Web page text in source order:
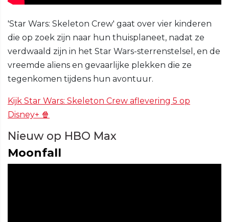
'Star Wars: Skeleton Crew' gaat over vier kinderen
die op zoek zijn naar hun thuisplaneet, nadat ze
verdwaald zijn in het Star Wars-sterrenstelsel, en de
vreemde aliens en gevaarlijke plekken die ze
tegenkomen tijdens hun avontuur.
Kijk Star Wars: Skeleton Crew aflevering 5 op
Disney+ 🍿
Nieuw op HBO Max
Moonfall